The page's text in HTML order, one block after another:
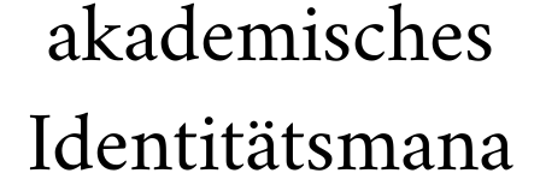
akademisches
Identitätsmana